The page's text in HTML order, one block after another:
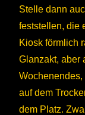
Stelle dann
feststellen, die
Kiosk förmlich
Glanzakt, aber
auf dem
dem Platz.